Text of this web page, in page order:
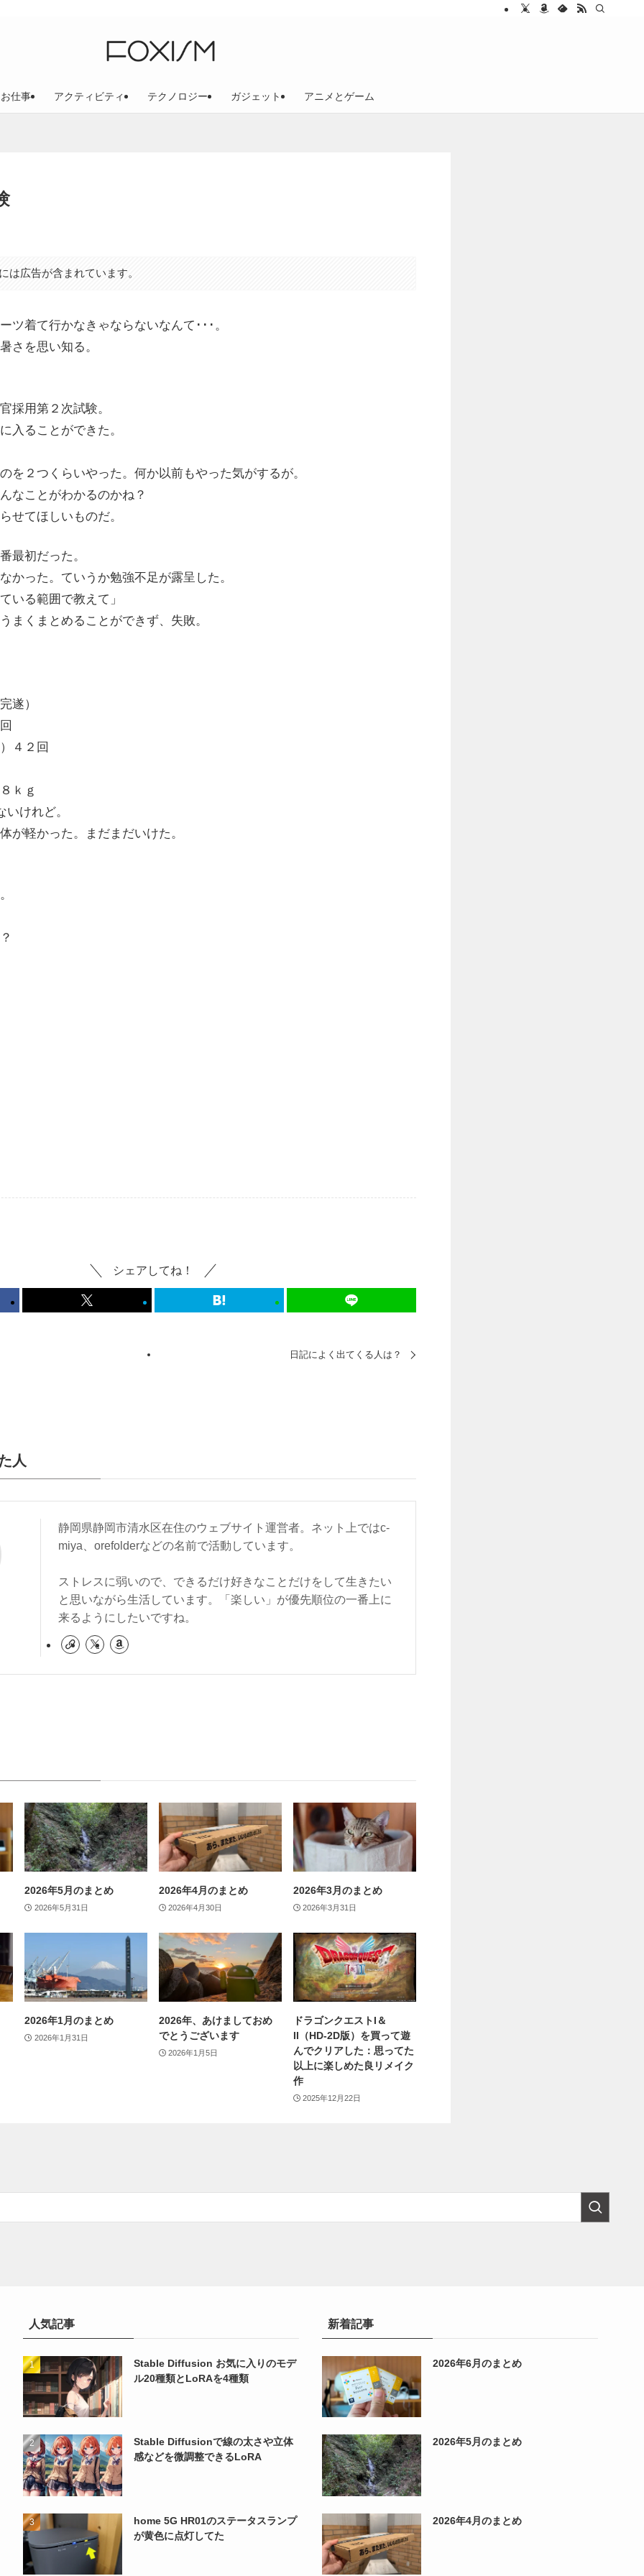
お仕事 アクティビティ テクノロジー ガジェット アニメとゲーム
は広告が含まれています。
着て行かなきゃならないなんて･･･。
さを思い知る。
用第２次試験。
入ることができた。
を２つくらいやった。何か以前もやった気がするが。
なことがわかるのかね？
せてほしいものだ。
初だった。
かった。ていうか勉強不足が露呈した。
いる範囲で教えて」
まくまとめることができず、失敗。
遂）
４２回
ｋｇ
けれど。
が軽かった。まだまだいけた。
シェアしてね！
日記によく出てくる人は？
人
静岡県静岡市清水区在住のウェブサイト運営者。ネット上ではc-
miya、orefolderなどの名前で活動しています。
ストレスに弱いので、できるだけ好きなことだけをして生きたい
と思いながら生活しています。「楽しい」が優先順位の一番上に
来るようにしたいですね。
2026年5月のまとめ
2026年5月31日
2026年4月のまとめ
2026年4月30日
2026年3月のまとめ
2026年3月31日
2026年1月のまとめ
2026年1月31日
2026年、あけましておめ
でとうございます
2026年1月5日
ドラゴンクエストI＆
II（HD-2D版）を買って遊
んでクリアした：思ってた
以上に楽しめた良リメイク
作
2025年12月22日
人気記事
Stable Diffusion お気に入りのモデ
ル20種類とLoRAを4種類
Stable Diffusionで線の太さや立体
感などを微調整できるLoRA
home 5G HR01のステータスランプ
が黄色に点灯してた
新着記事
2026年6月のまとめ
2026年5月のまとめ
2026年4月のまとめ